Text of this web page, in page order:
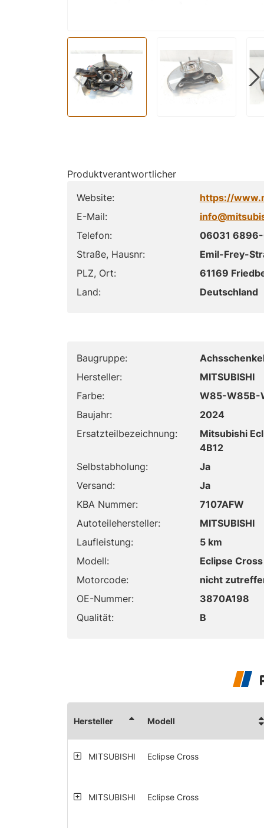
Produktverantwortlicher
Website:
https://
E-Mail:
Telefon:
06031
Straße, Hausnr:
Emil-Frey-
PLZ, Ort:
61169
Land:
Deutschland
Baugruppe:
Hersteller:
MITSUBISHI
Farbe:
W85-W85B-
Baujahr:
2024
Ersatzteilbezeichnung:
Mitsubishi
4B12
Selbstabholung:
Ja
Versand:
Ja
KBA Nummer:
7107AFW
Autoteilehersteller:
MITSUBISHI
Laufleistung:
5 km
Modell:
Eclipse
Motorcode:
nicht
OE-Nummer:
3870A198
Qualität:
B
Hersteller Modell
MITSUBISHI Eclipse Cross
MITSUBISHI Eclipse Cross